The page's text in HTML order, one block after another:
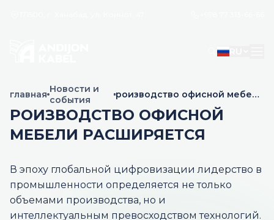
главная Новости и
события
роизводство офисной мебели
РОИЗВОДСТВО ОФИСНОЙ
МЕБЕЛИ РАСШИРЯЕТСЯ
В эпоху глобальной цифровизации лидерство в
промышленности определяется не только
объемами производства, но и
интеллектуальным превосходством технологий.